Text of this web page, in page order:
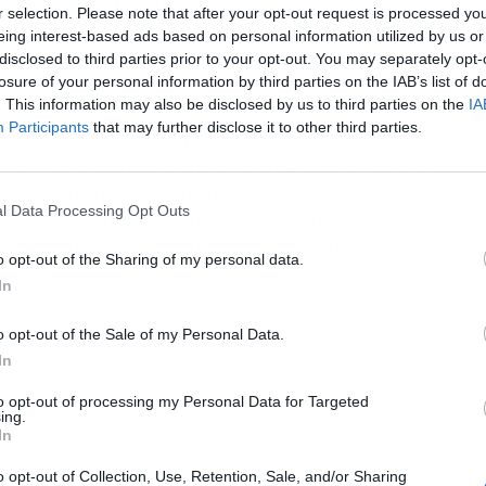
selection. Please note that after your opt-out request is processed
interest-based ads based on personal information utilized by us
to third parties prior to your opt-out. You may separately
of your personal information by third parties on the IAB’s list of
This information may also be disclosed by us to third parties on the
Participants that may further disclose it to other third parties.
Data Processing Opt Outs
opt-out of the Sharing of my personal data.
opt-out of the Sale of my Personal Data.
opt-out of processing my Personal Data for Targeted
opt-out of Collection, Use, Retention, Sale, and/or Sharing
complejidad: 219 de ellos (el 53%)
los estudios más exigentes desde el punto
infraestructuras de primer nivel, con una
volumen de ensayos clínicos iniciados en
reflejo del reconocimiento y la confianza
del Grupo y pone de manifiesto que las
centros de Quirónsalud son adecuados
clínicos complejos, que requieren el
y eficacia", añade la Dra. Caramés.